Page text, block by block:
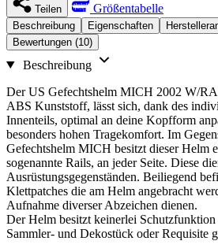
Teilen Größentabelle
Beschreibung Eigenschaften
Bewertungen (10)
Beschreibung
Der US Gefechtshelm MICH 2002 W/
ABS Kunststoff, lässt sich, dank des
Innenteils, optimal an deine Kopfform
besonders hohen Tragekomfort. Im
Gefechtshelm MICH besitzt dieser Helm
sogenannte Rails, an jeder Seite. Diese
Ausrüstungsgegenständen. Beiliegend
Klettpatches die am Helm angebracht
Aufnahme diverser Abzeichen dienen.
Der Helm besitzt keinerlei
Sammler- und Dekostück oder Requisite